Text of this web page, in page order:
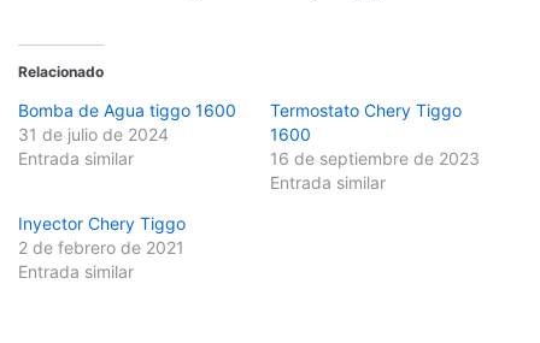
Relacionado
Bomba de Agua tiggo 1600
31 de julio de 2024
Entrada similar
Termostato Chery Tiggo
1600
16 de septiembre de 2023
Entrada similar
Inyector Chery Tiggo
2 de febrero de 2021
Entrada similar